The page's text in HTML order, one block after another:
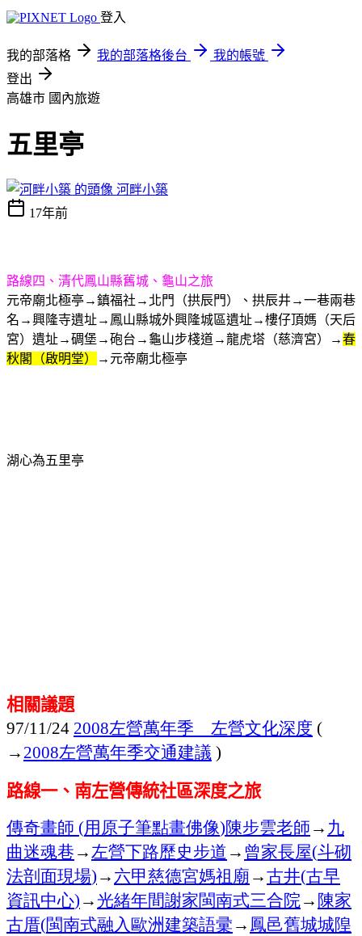
登入
我的部落格 我的部落格後台
我的帳號
登出
高雄市 國內旅遊
五里亭
河畔小築
17年前
路線四、清代鳳山縣舊城、龜山之旅
元帝廟北極亭 →鎮福社 → 北門（拱辰門）、拱辰井 →一巷兩巷
名 →興隆寺遺址→ 鳳山縣城外興隆城區遺址→樓仔頂媽（天后
宮）遺址→碉堡 →砲台 → 龜山步棧道→龍虎塔（慈濟宮） →春
秋閣（啟明堂）
→ 元帝廟北極亭
湖心為五里亭
相關議題
97/11/24 2008左營萬年季 左營文化深度 (
→ 2008左營萬年季交通建議 )
路線一、南左營傳統社區深度之旅
傳奇畫師 (用原子筆點畫佛像)陳步雲老師→ 九
曲迷魂巷→左營下路歷史步道→ 曾家長屋(斗砌
法剖面現場) →六甲慈德宮媽祖廟→古井(古早
資訊中心) →光緒年間謝家閩南式三合院→陳家
古厝(閩南式融入歐洲建築語彚→鳳邑舊城城隍